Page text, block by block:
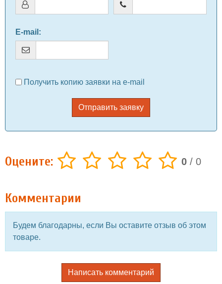
E-mail :
Получить копию заявки на e-mail
Отправить заявку
Оцените: 0 / 0
Комментарии
Будем благодарны, если Вы оставите отзыв об этом
товаре.
Написать комментарий